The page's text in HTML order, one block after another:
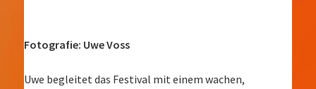
Fotografie: Uwe Voss
Uwe begleitet das Festival mit einem wachen,